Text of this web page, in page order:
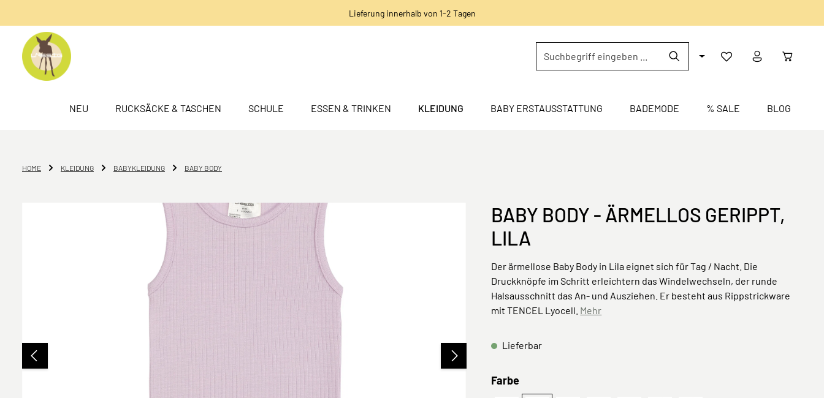
Lieferung innerhalb von 1-2 Tagen
NEU RUCKSÄCKE & TASCHEN SCHULE ESSEN & TRINKEN KLEIDUNG BABY ERSTAUSSTATTUNG BADEMODE % SALE BLOG
HOME KLEIDUNG BABYKLEIDUNG BABY BODY
BABY BODY - ÄRMELLOS GERIPPT,
LILA
Der ärmellose Baby Body in Lila eignet sich für Tag / Nacht. Die
Druckknöpfe im Schritt erleichtern das Windelwechseln, der runde
Halsausschnitt das An- und Ausziehen. Er besteht aus Rippstrickware
mit TENCEL Lyocell. Mehr
Lieferbar
Farbeauswählen